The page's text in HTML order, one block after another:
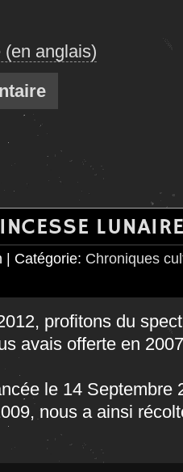
(en anglais)
| Catégorie: Chroniques
profitons du
avais offerte en
le 14 Septembre
nous a ainsi